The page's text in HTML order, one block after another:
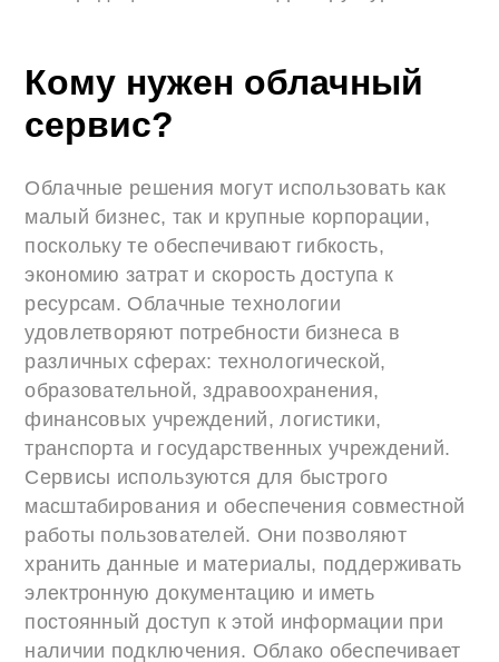
Кому нужен облачный
сервис?
Облачные решения могут использовать как
малый бизнес, так и крупные корпорации,
поскольку те обеспечивают гибкость,
экономию затрат и скорость доступа к
ресурсам. Облачные технологии
удовлетворяют потребности бизнеса в
различных сферах: технологической,
образовательной, здравоохранения,
финансовых учреждений, логистики,
транспорта и государственных учреждений.
Сервисы используются для быстрого
масштабирования и обеспечения совместной
работы пользователей. Они позволяют
хранить данные и материалы, поддерживать
электронную документацию и иметь
постоянный доступ к этой информации при
наличии подключения. Облако обеспечивает